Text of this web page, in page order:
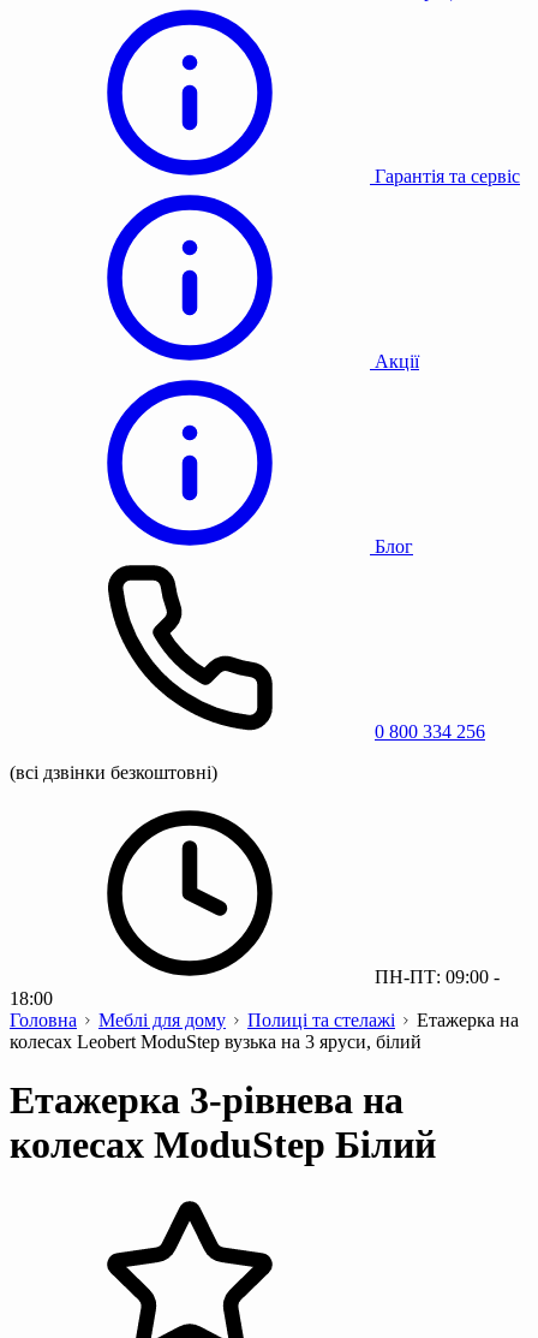
Гарантія та сервіс
Акції
Блог
0 800 334 256
(всі дзвінки безкоштовні)
ПН-ПТ: 09:00 -
18:00
Головна
Меблі для дому Полиці та стелажі
Етажерка на
колесах Leobert ModuStep вузька на 3 яруси, білий
Етажерка 3-рівнева на
колесах ModuStep Білий